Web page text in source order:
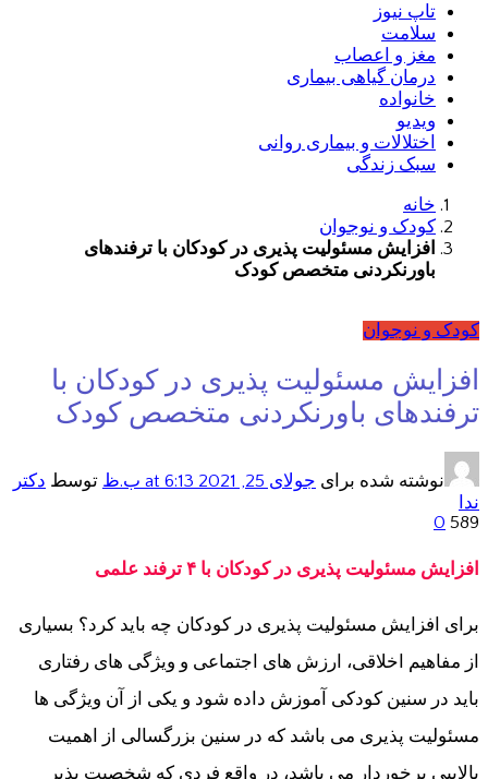
تاپ نیوز
سلامت
مغز و اعصاب
درمان گیاهی بیماری
خانواده
ویدیو
اختلالات و بیماری روانی
سبک زندگی
خانه
کودک و نوجوان
افزایش مسئولیت پذیری در کودکان با ترفندهای
باورنکردنی متخصص کودک
کودک و نوجوان
افزایش مسئولیت پذیری در کودکان با
ترفندهای باورنکردنی متخصص کودک
نوشته شده برای جولای 25, 2021 at 6:13 ب.ظ توسط دکتر
ندا
589
0
افزایش مسئولیت پذیری در کودکان با ۴ ترفند علمی
برای افزایش مسئولیت پذیری در کودکان چه باید کرد؟ بسیاری
از مفاهیم اخلاقی، ارزش های اجتماعی و ویژگی های رفتاری
باید در سنین کودکی آموزش داده شود و یکی از آن ویژگی ها
مسئولیت پذیری می باشد که در سنین بزرگسالی از اهمیت
بالاییی برخوردار می باشد، در واقع فردی که شخصیت پذیر